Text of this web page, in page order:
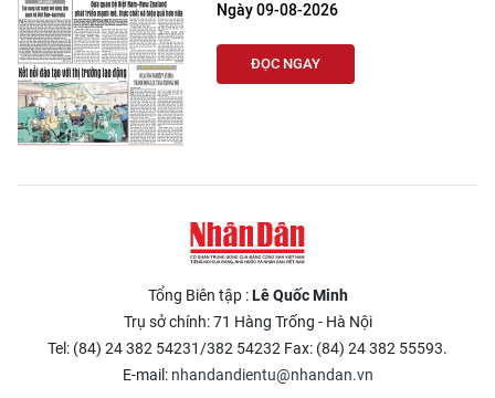
Ngày 09-08-2026
ĐỌC NGAY
Tổng Biên tập :Lê Quốc Minh
Trụ sở chính: 71 Hàng Trống - Hà Nội
Tel: (84) 24 382 54231/382 54232 Fax: (84) 24 382 55593.
E-mail: nhandandientu@nhandan.vn